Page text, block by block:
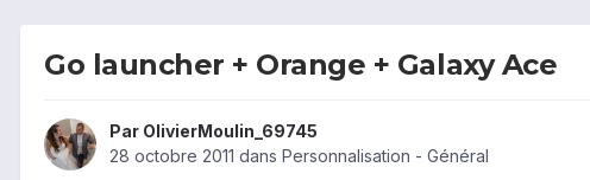
Go launcher + Orange + Galaxy Ace
Par OlivierMoulin_69745
28 octobre 2011 dans Personnalisation - Général